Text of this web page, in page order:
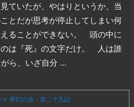
ていたが、やはりというか、当
とだが思考が停止してしまい何
ることができない。
頭の中に
は『死』の文字だけ。
人は誰
ら、いざ自分 ...
夢幻の旅：第二十九話